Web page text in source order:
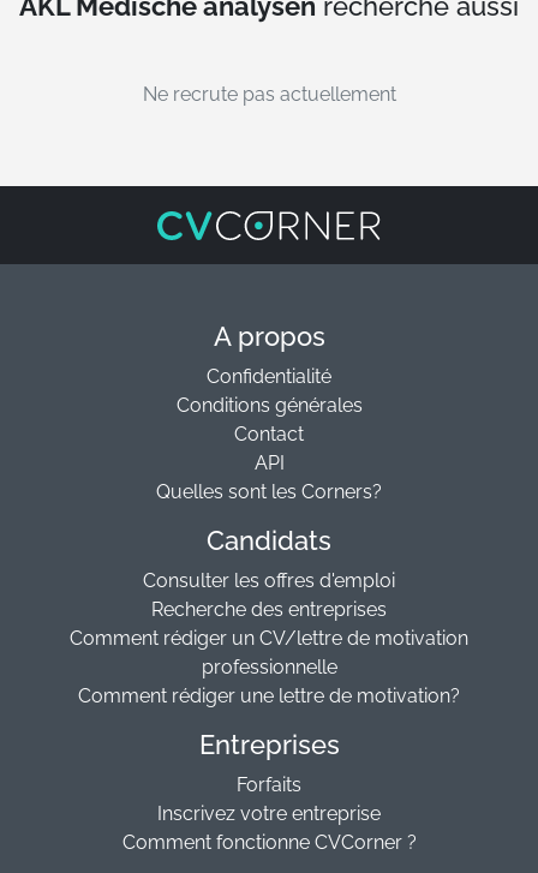
AKL Medische analysen recherche aussi
Ne recrute pas actuellement
A propos
Confidentialité
Conditions générales
Contact
API
Quelles sont les Corners?
Candidats
Consulter les offres d'emploi
Recherche des entreprises
Comment rédiger un CV/lettre de motivation
professionnelle
Comment rédiger une lettre de motivation?
Entreprises
Forfaits
Inscrivez votre entreprise
Comment fonctionne CVCorner ?